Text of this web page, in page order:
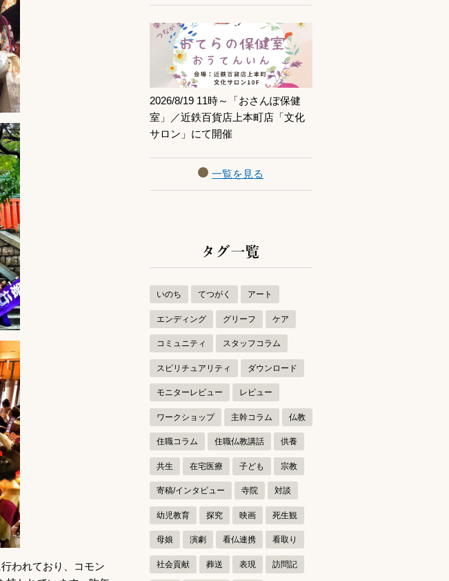
われており、コモン
2026/8/19 11時～「おさんぽ保健
室」／近鉄百貨店上本町店「文化
サロン」にて開催
記事を読む
一覧を見る
タグ一覧
いのち てつがく アート
エンディング グリーフ ケア
コミュニティ スタッフコラム
スピリチュアリティ ダウンロード
モニターレビュー レビュー
ワークショップ 主幹コラム 仏教
住職コラム 住職仏教講話 供養
共生 在宅医療 子ども 宗教
寄稿/インタビュー 寺院 対談
幼児教育 探究 映画 死生観
母娘 演劇 看仏連携 看取り
社会貢献 葬送 表現 訪問記